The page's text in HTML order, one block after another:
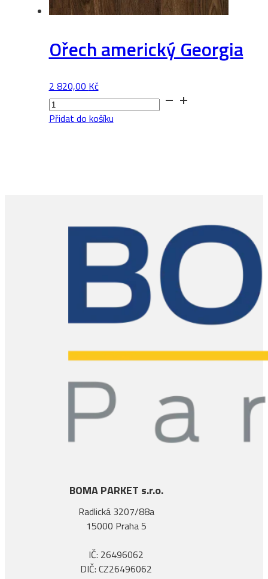
Ořech americký Georgia
2 820,00 Kč
Ořech
americký
Přidat do košíku
BOMA PARKET s.r.o.
Radlická 3207/88a
15000 Praha 5
IČ: 26496062
DIČ: CZ26496062